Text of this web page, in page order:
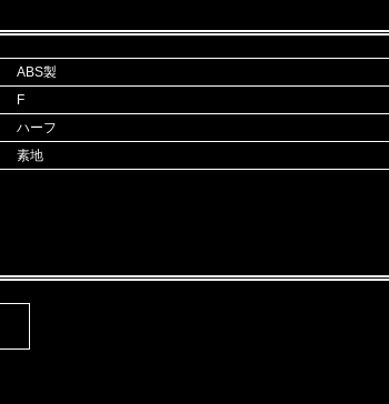
ABS製
F
ハーフ
素地